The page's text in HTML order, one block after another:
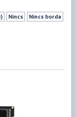
Nincs
Nincs borda